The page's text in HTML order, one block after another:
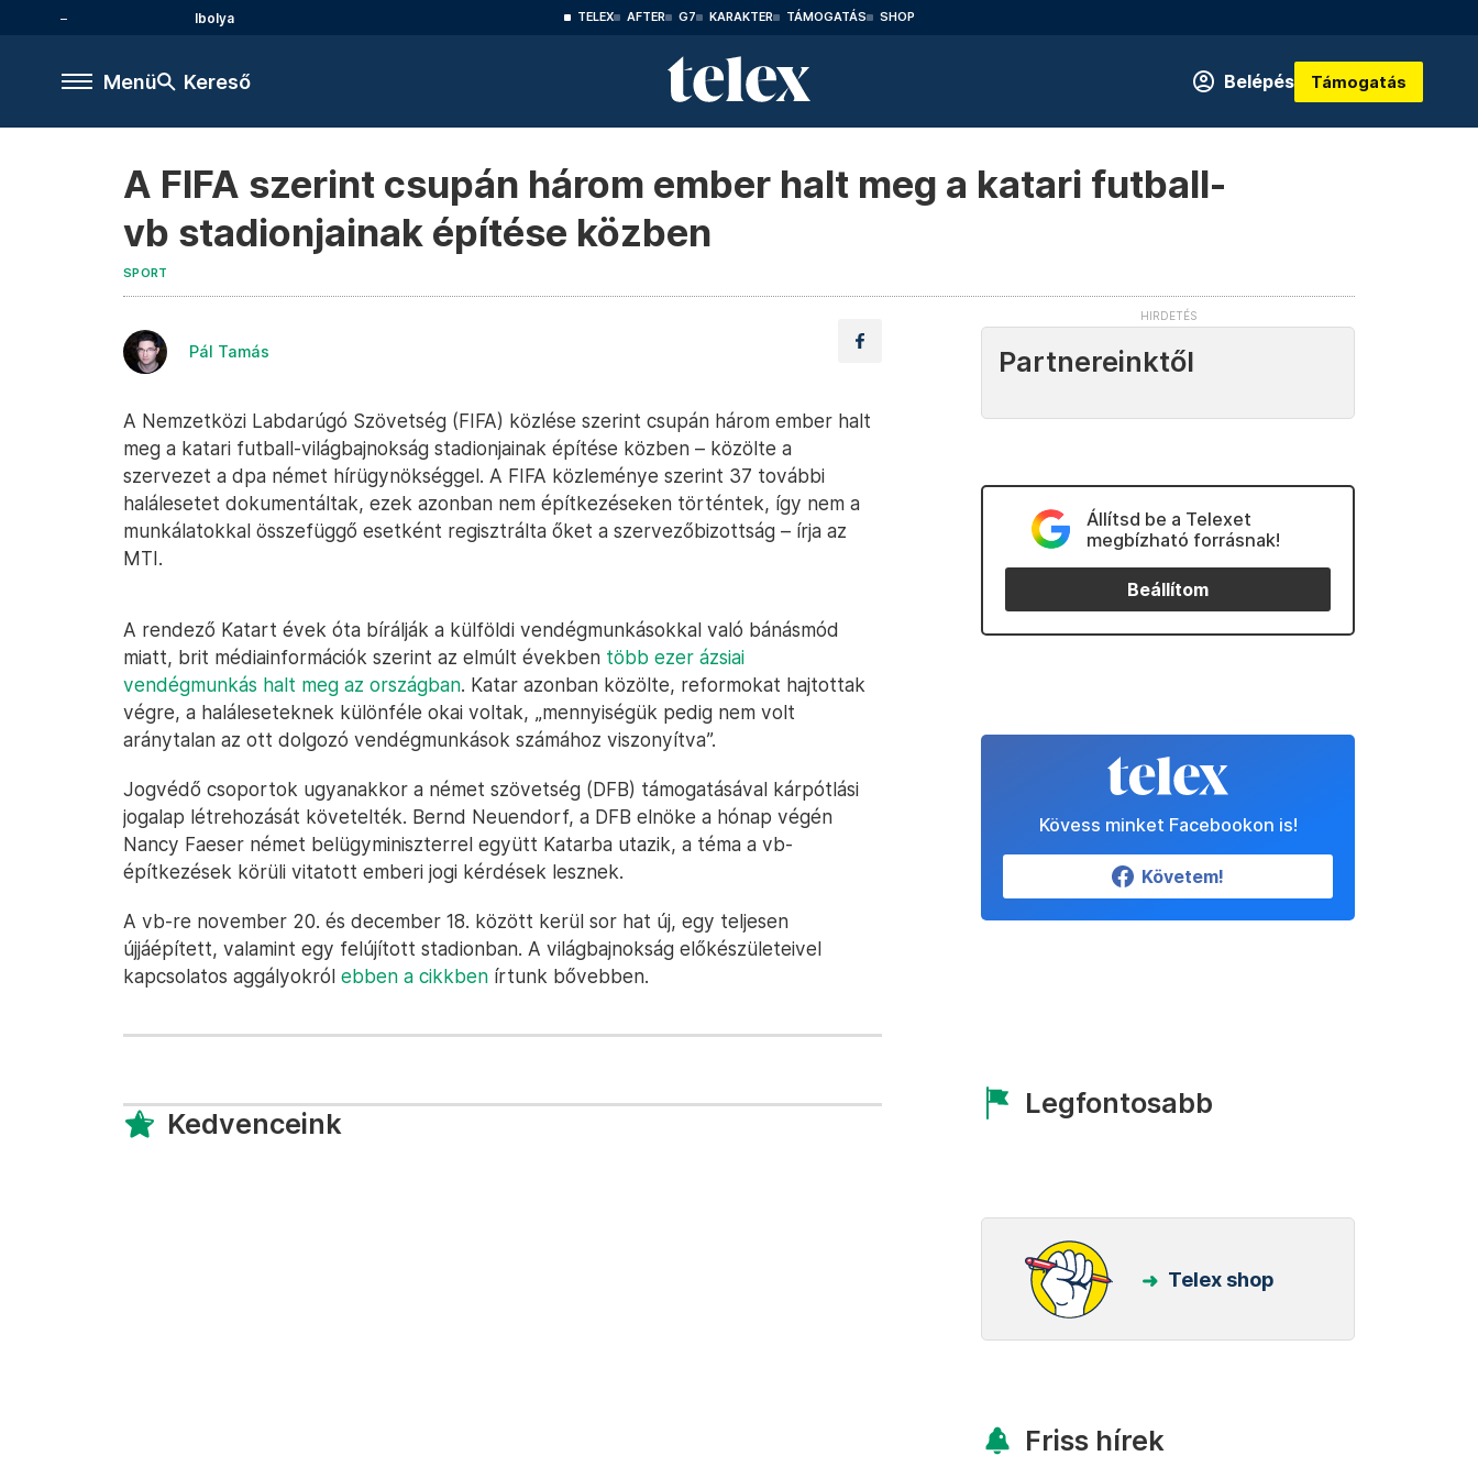
Ibolya TELEX AFTER G7 KARAKTER TÁMOGATÁS SHOP
Menü Kereső Belépés Támogatás
A FIFA szerint csupán három ember halt meg a katari futball-
vb stadionjainak építése közben
SPORT
Pál Tamás
A Nemzetközi Labdarúgó Szövetség (FIFA) közlése szerint csupán három ember halt
meg a katari futball-világbajnokság stadionjainak építése közben – közölte a
szervezet a dpa német hírügynökséggel. A FIFA közleménye szerint 37 további
halálesetet dokumentáltak, ezek azonban nem építkezéseken történtek, így nem a
munkálatokkal összefüggő esetként regisztrálta őket a szervezőbizottság – írja az
MTI.
A rendező Katart évek óta bírálják a külföldi vendégmunkásokkal való bánásmód
miatt, brit médiainformációk szerint az elmúlt években több ezer ázsiai
vendégmunkás halt meg az országban. Katar azonban közölte, reformokat hajtottak
végre, a haláleseteknek különféle okai voltak, „mennyiségük pedig nem volt
aránytalan az ott dolgozó vendégmunkások számához viszonyítva”.
Jogvédő csoportok ugyanakkor a német szövetség (DFB) támogatásával kárpótlási
jogalap létrehozását követelték. Bernd Neuendorf, a DFB elnöke a hónap végén
Nancy Faeser német belügyminiszterrel együtt Katarba utazik, a téma a vb-
építkezések körüli vitatott emberi jogi kérdések lesznek.
A vb-re november 20. és december 18. között kerül sor hat új, egy teljesen
újjáépített, valamint egy felújított stadionban. A világbajnokság előkészületeivel
kapcsolatos aggályokról ebben a cikkben írtunk bővebben.
Kedvenceink
Partnereinktől
Állítsd be a Telexet
megbízható forrásnak!
Beállítom
Kövess minket Facebookon is!
Követem!
Legfontosabb
Telex shop
Friss hírek